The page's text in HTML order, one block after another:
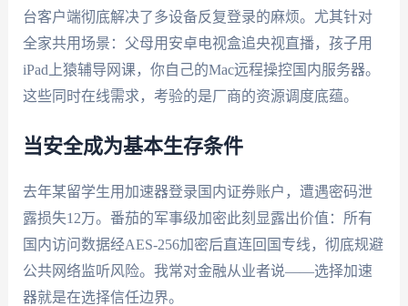
台客户端彻底解决了多设备反复登录的麻烦。尤其针对
全家共用场景：父母用安卓电视盒追央视直播，孩子用
iPad上猿辅导网课，你自己的Mac远程操控国内服务器。
这些同时在线需求，考验的是厂商的资源调度底蕴。
当安全成为基本生存条件
去年某留学生用加速器登录国内证券账户，遭遇密码泄
露损失12万。番茄的军事级加密此刻显露出价值：所有
国内访问数据经AES-256加密后直连回国专线，彻底规避
公共网络监听风险。我常对金融从业者说——选择加速
器就是在选择信任边界。